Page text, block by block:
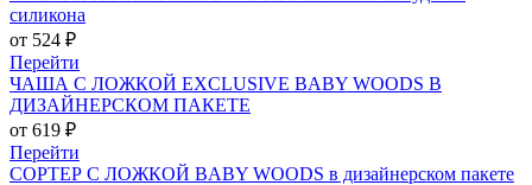
силикона
от 524 ₽
Перейти
ЧАША С ЛОЖКОЙ EXCLUSIVE BABY WOODS В
ДИЗАЙНЕРСКОМ ПАКЕТЕ
от 619 ₽
Перейти
СОРТЕР С ЛОЖКОЙ BABY WOODS в дизайнерском пакете